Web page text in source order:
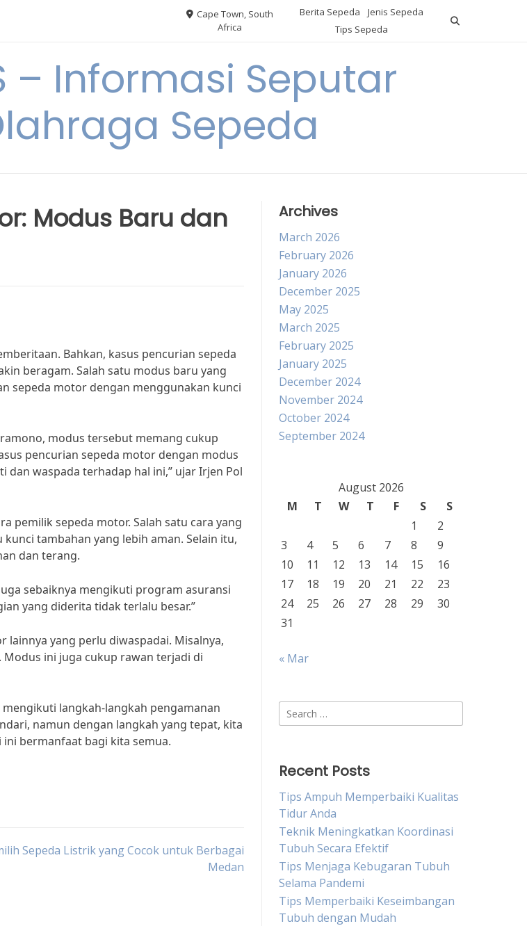
Cape Town, South
Africa
Berita Sepeda
Jenis Sepeda
Tips Sepeda
– Informasi Seputar
Sepeda
Modus Baru dan
Bahkan, kasus pencurian sepeda
beragam. Salah satu modus baru yang
sepeda motor dengan menggunakan kunci
modus tersebut memang cukup
pencurian sepeda motor dengan modus
waspada terhadap hal ini,” ujar Irjen Pol
pemilik sepeda motor. Salah satu cara yang
tambahan yang lebih aman. Selain itu,
dan terang.
sebaiknya mengikuti program asuransi
yang diderita tidak terlalu besar.”
lainnya yang perlu diwaspadai. Misalnya,
ini juga cukup rawan terjadi di
langkah-langkah pengamanan
namun dengan langkah yang tepat, kita
bermanfaat bagi kita semua.
Sepeda Listrik yang Cocok untuk Berbagai
Medan
Archives
March 2026
February 2026
January 2026
December 2025
May 2025
March 2025
February 2025
January 2025
December 2024
November 2024
October 2024
September 2024
August 2026
M
T W T F S
S
1
2
3
4 5 6 7 8
9
10
11 12 13 14 15
16
17
18 19 20 21 22
23
24
25 26 27 28 29
30
31
« Mar
Search
for:
Recent Posts
Tips Ampuh Memperbaiki Kualitas
Tidur Anda
Teknik Meningkatkan Koordinasi
Tubuh Secara Efektif
Tips Menjaga Kebugaran Tubuh
Selama Pandemi
Tips Memperbaiki Keseimbangan
Tubuh dengan Mudah